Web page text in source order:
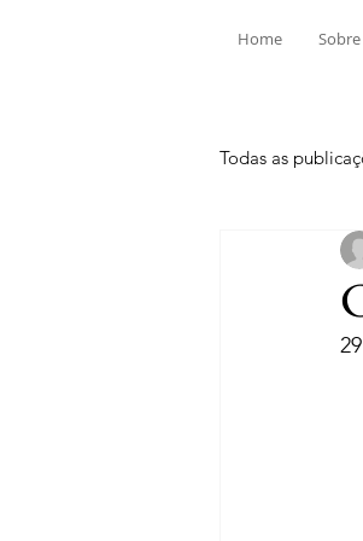
Home Sobre
Todas as
Aldeia do
Mouriscas